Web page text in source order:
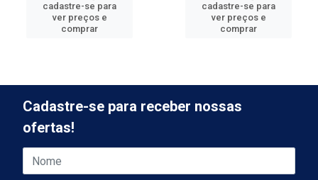
cadastre-se para
ver preços e
comprar
cadastre-se para
ver preços e
comprar
Cadastre-se para receber nossas
ofertas!